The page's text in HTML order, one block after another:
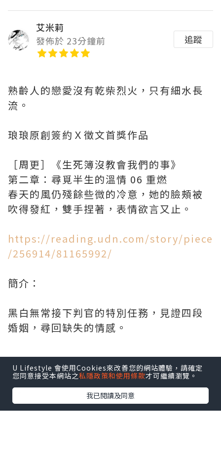
艾米莉
發佈於 23分鐘前
追蹤
熟齡人的戀愛沒有乾柴烈火，只有細水長
流。
琅琅原創簽約Ｘ徵文首獎作品
［周更］《生死簿沒教會我們的事》
第二章：尋覓半生的溫情 06 重燃
春天的風仍殘餘些微的冷意，她的臉頰被
吹得發紅，雙手捏著，表情欲言又止。
https://reading.udn.com/story/piece
/256914/81165992/
簡介：
黑白無常接下判官的特別任務，見證四段
婚姻，尋回缺失的情感。
*本站之內容由作者所提供，並不代表本站的立場。因此本站對
所有博客的立場、真實性、準確性及完整性不負任何法律責
任。
U Lifestyle 會使用Cookies來改善您的網站體驗，請確定
您同意接受本網站之私隱政策和使用條款才可繼續瀏覽。
我已閱讀及同意